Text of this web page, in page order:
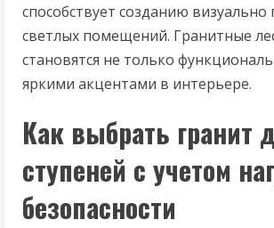
способствует созданию
светлых помещений. Гранитные
становятся не только
яркими акцентами в интерьере.
Как выбрать гранит
ступеней с учетом
безопасности